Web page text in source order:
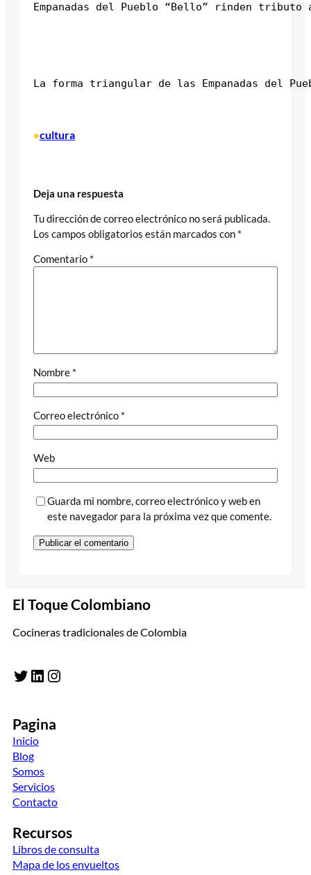
Empanadas del Pueblo “Bello” rinden
La forma triangular de las Empanadas del
•cultura
Deja una respuesta
Tu dirección de correo electrónico no será publicada.
Los campos obligatorios están marcados con *
Comentario *
Nombre *
Correo electrónico *
Web
Guarda mi nombre, correo electrónico y web en
este navegador para la próxima vez que comente.
El Toque Colombiano
Cocineras tradicionales de Colombia
Twitter LinkedIn Instagram
Pagina
Inicio
Blog
Somos
Servicios
Contacto
Recursos
Libros de consulta
Mapa de los envueltos